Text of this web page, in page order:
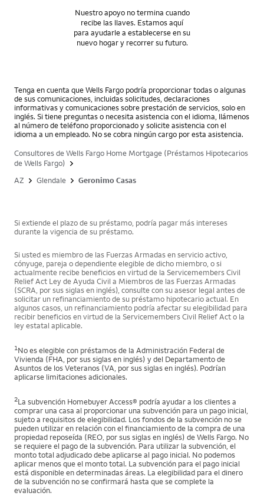
Nuestro apoyo no termina cuando
recibe las llaves. Estamos aquí
para ayudarle a establecerse en su
nuevo hogar y recorrer su futuro.
Tenga en cuenta que Wells Fargo podría proporcionar todas o algunas
de sus comunicaciones, incluidas solicitudes, declaraciones
informativas y comunicaciones sobre prestación de servicios, solo en
inglés. Si tiene preguntas o necesita asistencia con el idioma, llámenos
al número de teléfono proporcionado y solicite asistencia con el
idioma a un empleado. No se cobra ningún cargo por esta asistencia.
Consultores de Wells Fargo Home Mortgage (Préstamos Hipotecarios
de Wells Fargo)
AZ
Glendale Geronimo Casas
Si extiende el plazo de su préstamo, podría pagar más intereses
durante la vigencia de su préstamo.
Si usted es miembro de las Fuerzas Armadas en servicio activo,
cónyuge, pareja o dependiente elegible de dicho miembro, o si
actualmente recibe beneficios en virtud de la Servicemembers Civil
Relief Act Ley de Ayuda Civil a Miembros de las Fuerzas Armadas
(SCRA, por sus siglas en inglés), consulte con su asesor legal antes de
solicitar un refinanciamiento de su préstamo hipotecario actual. En
algunos casos, un refinanciamiento podría afectar su elegibilidad para
recibir beneficios en virtud de la Servicemembers Civil Relief Act o la
ley estatal aplicable.
1 No es elegible con préstamos de la Administración Federal de
Vivienda (FHA, por sus siglas en inglés) y del Departamento de
Asuntos de los Veteranos (VA, por sus siglas en inglés). Podrían
aplicarse limitaciones adicionales.
2La subvención Homebuyer Access® podría ayudar a los clientes a
comprar una casa al proporcionar una subvención para un pago inicial,
sujeto a requisitos de elegibilidad. Los fondos de la subvención no se
pueden utilizar en relación con el financiamiento de la compra de una
propiedad reposeída (REO, por sus siglas en inglés) de Wells Fargo. No
se requiere el pago de la subvención. Para utilizar la subvención, el
monto total adjudicado debe aplicarse al pago inicial. No podemos
aplicar menos que el monto total. La subvención para el pago inicial
está disponible en determinadas áreas. La elegibilidad para el dinero
de la subvención no se confirmará hasta que se complete la
evaluación.